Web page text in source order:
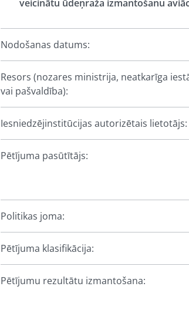
veicinātu ūdeņraža izmantošanu
Nodošanas datums:
Resors (nozares ministrija, neatkarīga
vai pašvaldība):
Iesniedzējinstitūcijas autorizētais lietotājs:
Pētījuma pasūtītājs:
Politikas joma:
Pētījuma klasifikācija:
Pētījumu rezultātu izmantošana: